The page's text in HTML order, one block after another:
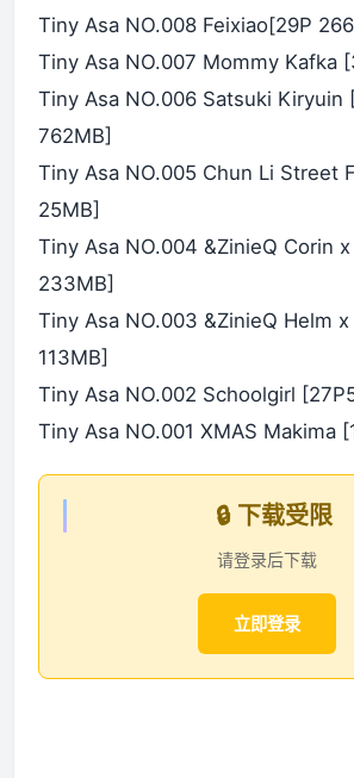
Tiny Asa NO.008 Feixiao[29P
Tiny Asa NO.007 Mommy Kafka
Tiny Asa NO.006 Satsuki Kiryuin
762MB]
Tiny Asa NO.005 Chun Li Street
25MB]
Tiny Asa NO.004 &ZinieQ Corin
233MB]
Tiny Asa NO.003 &ZinieQ Helm
113MB]
Tiny Asa NO.002 Schoolgirl
Tiny Asa NO.001 XMAS Makima
🔒 下载受限
请登录后下载
立即登录